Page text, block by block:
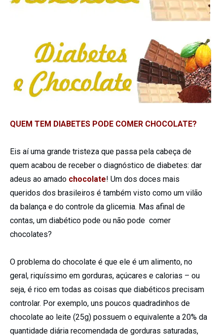
QUEM TEM DIABETES PODE COMER CHOCOLATE?
Eis aí uma grande tristeza que passa pela cabeça de
quem acabou de receber o diagnóstico de diabetes: dar
adeus ao amado chocolate! Um dos doces mais
queridos dos brasileiros é também visto como um vilão
da balança e do controle da glicemia. Mas afinal de
contas, um diabético pode ou não pode comer
chocolates?
O problema do chocolate é que ele é um alimento, no
geral, riquíssimo em gorduras, açúcares e calorias – ou
seja, é rico em todas as coisas que diabéticos precisam
controlar. Por exemplo, uns poucos quadradinhos de
chocolate ao leite (25g) possuem o equivalente a 20% da
quantidade diária recomendada de gorduras saturadas,